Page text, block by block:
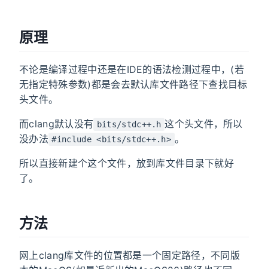
原理
不论是编译过程中还是在IDE的语法检测过程中，(若
无指定特殊参数)都是会去默认库文件路径下查找目标
头文件。
而clang默认没有 bits/stdc++.h 这个头文件，所以
没办法 #include <bits/stdc++.h> 。
所以直接新建个这个文件，放到库文件目录下就好
了。
方法
网上clang库文件的位置都是一个固定路径，不同版